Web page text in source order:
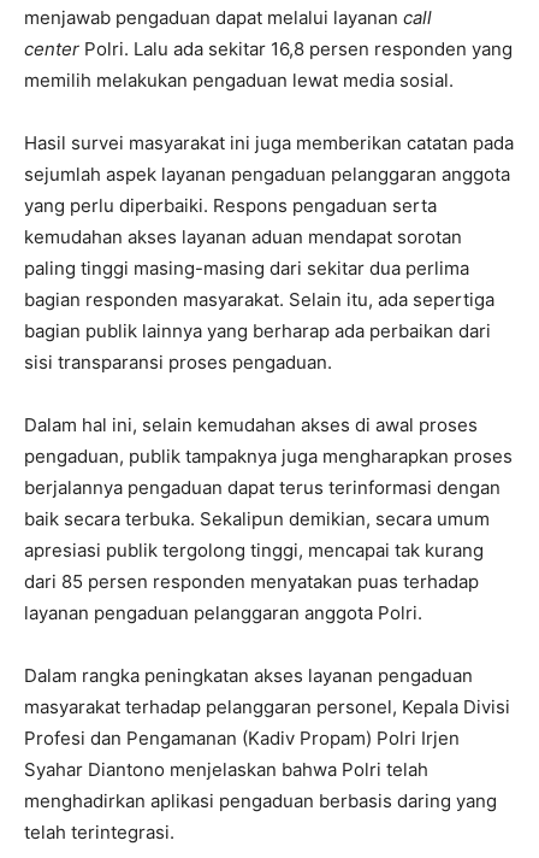
menjawab pengaduan dapat melalui layanan call
center Polri. Lalu ada sekitar 16,8 persen responden yang
memilih melakukan pengaduan lewat media sosial.
Hasil survei masyarakat ini juga memberikan catatan pada
sejumlah aspek layanan pengaduan pelanggaran anggota
yang perlu diperbaiki. Respons pengaduan serta
kemudahan akses layanan aduan mendapat sorotan
paling tinggi masing-masing dari sekitar dua perlima
bagian responden masyarakat. Selain itu, ada sepertiga
bagian publik lainnya yang berharap ada perbaikan dari
sisi transparansi proses pengaduan.
Dalam hal ini, selain kemudahan akses di awal proses
pengaduan, publik tampaknya juga mengharapkan proses
berjalannya pengaduan dapat terus terinformasi dengan
baik secara terbuka. Sekalipun demikian, secara umum
apresiasi publik tergolong tinggi, mencapai tak kurang
dari 85 persen responden menyatakan puas terhadap
layanan pengaduan pelanggaran anggota Polri.
Dalam rangka peningkatan akses layanan pengaduan
masyarakat terhadap pelanggaran personel, Kepala Divisi
Profesi dan Pengamanan (Kadiv Propam) Polri Irjen
Syahar Diantono menjelaskan bahwa Polri telah
menghadirkan aplikasi pengaduan berbasis daring yang
telah terintegrasi.